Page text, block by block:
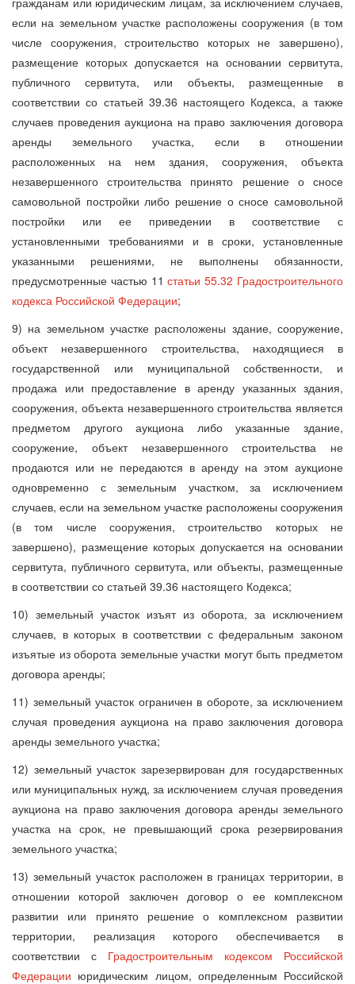
если на земельном участке расположены сооружения (в том
числе сооружения, строительство которых не завершено),
размещение которых допускается на основании сервитута,
публичного сервитута, или объекты, размещенные в
соответствии со статьей 39.36 настоящего Кодекса, а также
случаев проведения аукциона на право заключения договора
аренды земельного участка, если в отношении
расположенных на нем здания, сооружения, объекта
незавершенного строительства принято решение о сносе
самовольной постройки либо решение о сносе самовольной
постройки или ее приведении в соответствие с
установленными требованиями и в сроки, установленные
указанными решениями, не выполнены обязанности,
предусмотренные частью 11статьи 55.32 Градостроительного
кодекса Российской Федерации;
9) на земельном участке расположены здание, сооружение,
объект незавершенного строительства, находящиеся в
государственной или муниципальной собственности, и
продажа или предоставление в аренду указанных здания,
сооружения, объекта незавершенного строительства является
предметом другого аукциона либо указанные здание,
сооружение, объект незавершенного строительства не
продаются или не передаются в аренду на этом аукционе
одновременно с земельным участком, за исключением
случаев, если на земельном участке расположены сооружения
(в том числе сооружения, строительство которых не
завершено), размещение которых допускается на основании
сервитута, публичного сервитута, или объекты, размещенные
в соответствии со статьей 39.36 настоящего Кодекса;
10) земельный участок изъят из оборота, за исключением
случаев, в которых в соответствии с федеральным законом
изъятые из оборота земельные участки могут быть предметом
договора аренды;
11) земельный участок ограничен в обороте, за исключением
случая проведения аукциона на право заключения договора
аренды земельного участка;
12) земельный участок зарезервирован для государственных
или муниципальных нужд, за исключением случая проведения
аукциона на право заключения договора аренды земельного
участка на срок, не превышающий срока резервирования
земельного участка;
13) земельный участок расположен в границах территории, в
отношении которой заключен договор о ее комплексном
развитии или принято решение о комплексном развитии
территории, реализация которого обеспечивается в
соответствии с Градостроительным кодексом Российской
Федерации юридическим лицом, определенным Российской